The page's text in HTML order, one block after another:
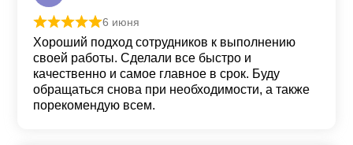
Оценка 5из 5
6 июня
Хороший подход сотрудников к выполнению
своей работы. Сделали все быстро и
качественно и самое главное в срок. Буду
обращаться снова при необходимости, а также
порекомендую всем.